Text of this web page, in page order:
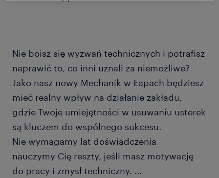
Nie boisz się wyzwań technicznych i potrafisz
naprawić to, co inni uznali za niemożliwe?
Jako nasz nowy Mechanik w Łapach będziesz
mieć realny wpływ na działanie zakładu,
gdzie Twoje umiejętności w usuwaniu usterek
są kluczem do wspólnego sukcesu.
Nie wymagamy lat doświadczenia –
nauczymy Cię reszty, jeśli masz motywację
do pracy i zmysł techniczny. ...